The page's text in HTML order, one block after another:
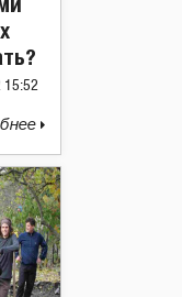
15:52